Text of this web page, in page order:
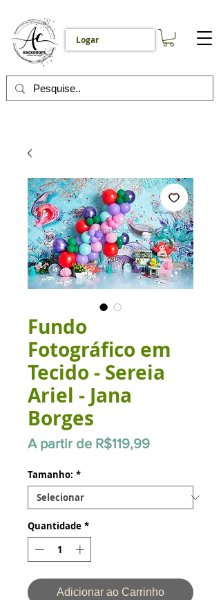
Logar
Fundo
Fotográfico em
Tecido - Sereia
Ariel - Jana
Borges
A partir de R$119,99Preço
Tamanho: *
Quantidade *
Adicionar ao Carrinho